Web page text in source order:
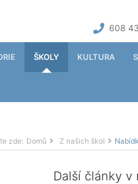
608
ŠKOLY KULTURA
zde: Domů Z našich škol
Další články v